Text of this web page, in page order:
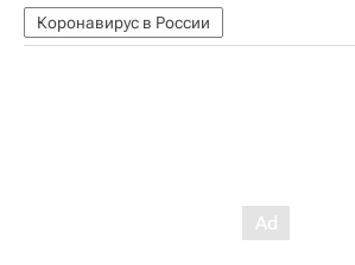
Коронавирус в России